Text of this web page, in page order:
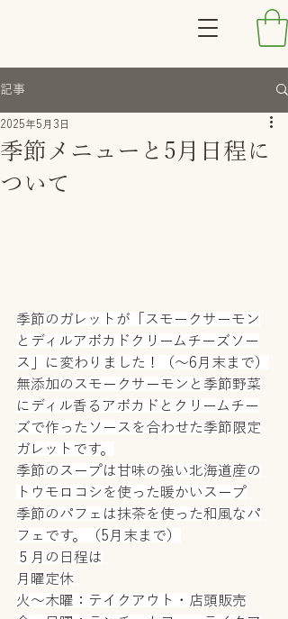
記事
季節メニューと5月日程に
ついて
2025年5月3日
季節のガレットが「スモークサーモン
とディルアボカドクリームチーズソー
ス」に変わりました！（～6月末まで）
無添加のスモークサーモンと季節野菜
にディル香るアボカドとクリームチー
ズで作ったソースを合わせた季節限定
ガレットです。
季節のスープは甘味の強い北海道産の
トウモロコシを使った暖かいスープ
季節のパフェは抹茶を使った和風なパ
フェです。（5月末まで）
５月の日程は
月曜定休
火～木曜：テイクアウト・店頭販売